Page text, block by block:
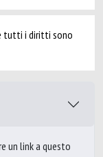
tutti i diritti sono
un link a questo